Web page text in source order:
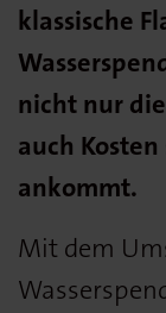
klassische
nicht nur
auch
ankommt.
Mit dem